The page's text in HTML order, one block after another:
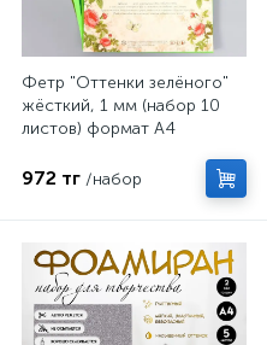
Фетр "Оттенки зелёного"
жёсткий, 1 мм (набор 10
листов) формат А4
972 тг /набор